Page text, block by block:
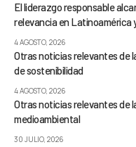
El liderazgo responsable
relevancia en Latinoamérica
4 AGOSTO, 2026
Otras noticias relevantes de
de sostenibilidad
4 AGOSTO, 2026
Otras noticias relevantes de
medioambiental
30 JULIO, 2026